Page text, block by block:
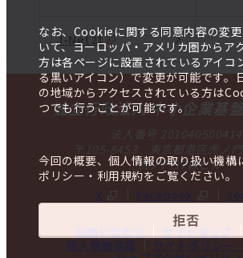
なお、Cookieに関する同意内容の変
いて、ヨーロッパ・アメリカ圏からア
方は各ページに設置されているアイコ
る黒いアイコン）で変更が可能です。
の地域からアクセスされている方は
つでも行うことが可能です。
今回の概要、個人情報の取り扱い機構
ポリシー・利用規約をご覧ください。
拒否
J-Net21
独立行政法人 中小企業基
法人番号
〒105-8453 東京都港区虎ノ
虎ノ門37森ビル
X
Facebook
お問い合わせ サイトマップ
個人情報保護
サイトポリシー